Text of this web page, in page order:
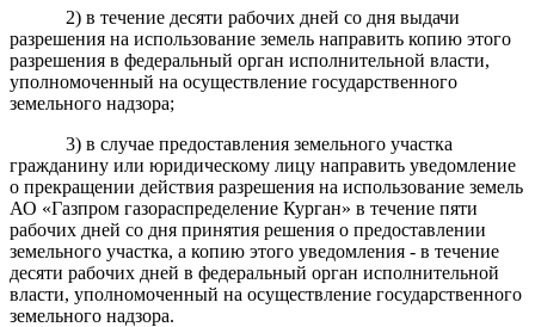
2) в течение десяти рабочих дней со дня выдачи
разрешения на использование земель направить копию этого
разрешения в федеральный орган исполнительной власти,
уполномоченный на осуществление государственного
земельного надзора;
3) в случае предоставления земельного участка
гражданину или юридическому лицу направить уведомление
о прекращении действия разрешения на использование земель
АО «Газпром газораспределение Курган» в течение пяти
рабочих дней со дня принятия решения о предоставлении
земельного участка, а копию этого уведомления - в течение
десяти рабочих дней в федеральный орган исполнительной
власти, уполномоченный на осуществление государственного
земельного надзора.